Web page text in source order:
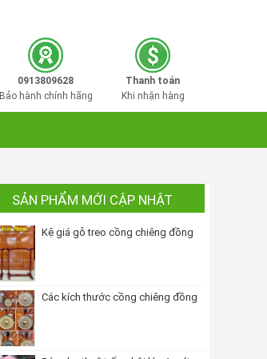
0913809628
Bảo hành chính hãng
Thanh toán
Khi nhận hàng
SẢN PHẨM MỚI CẬP NHẬT
Kệ giá gỗ treo cồng chiêng đồng
Các kích thước cồng chiêng đồng